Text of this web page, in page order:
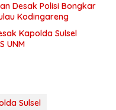
Desak Polisi Bongkar
Kodingareng
Kapolda Sulsel
UNM
Sulsel